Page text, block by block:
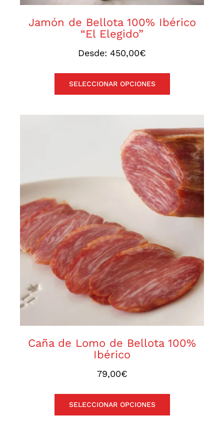
Jamón de Bellota 100% Ibérico
“El Elegido”
Desde: 450,00€
SELECCIONAR OPCIONES
tiene
múltiples
variantes.
Las
opciones
en
la
página
de
producto
Caña de Lomo de Bellota
100% Ibérico
Caña de Lomo de Bellota 100%
Ibérico
79,00€
SELECCIONAR OPCIONES